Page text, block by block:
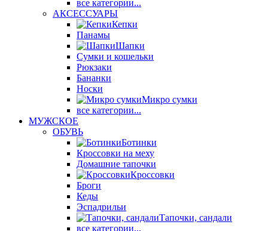
все категории...
АКСЕССУАРЫ
Кепки
Панамы
Шапки
Сумки и кошельки
Рюкзаки
Бананки
Носки
Микро сумки
все категории...
МУЖСКОЕ
ОБУВЬ
Ботинки
Кроссовки на меху
Домашние тапочки
Кроссовки
Броги
Кеды
Эспадрильи
Тапочки, сандали
все категории...